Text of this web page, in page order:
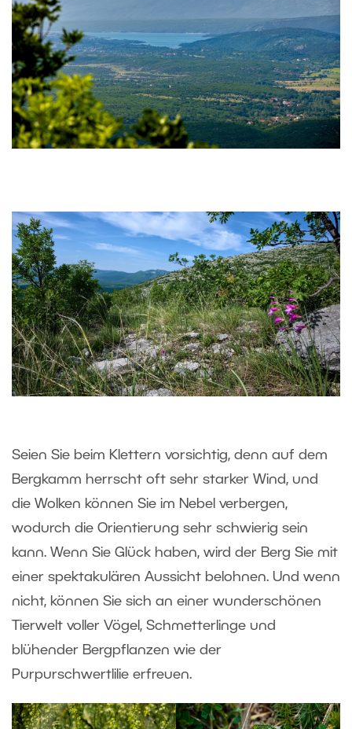
Seien Sie beim Klettern vorsichtig, denn auf dem
Bergkamm herrscht oft sehr starker Wind, und
die Wolken können Sie im Nebel verbergen,
wodurch die Orientierung sehr schwierig sein
kann. Wenn Sie Glück haben, wird der Berg Sie mit
einer spektakulären Aussicht belohnen. Und wenn
nicht, können Sie sich an einer wunderschönen
Tierwelt voller Vögel, Schmetterlinge und
blühender Bergpflanzen wie der
Purpurschwertlilie erfreuen.